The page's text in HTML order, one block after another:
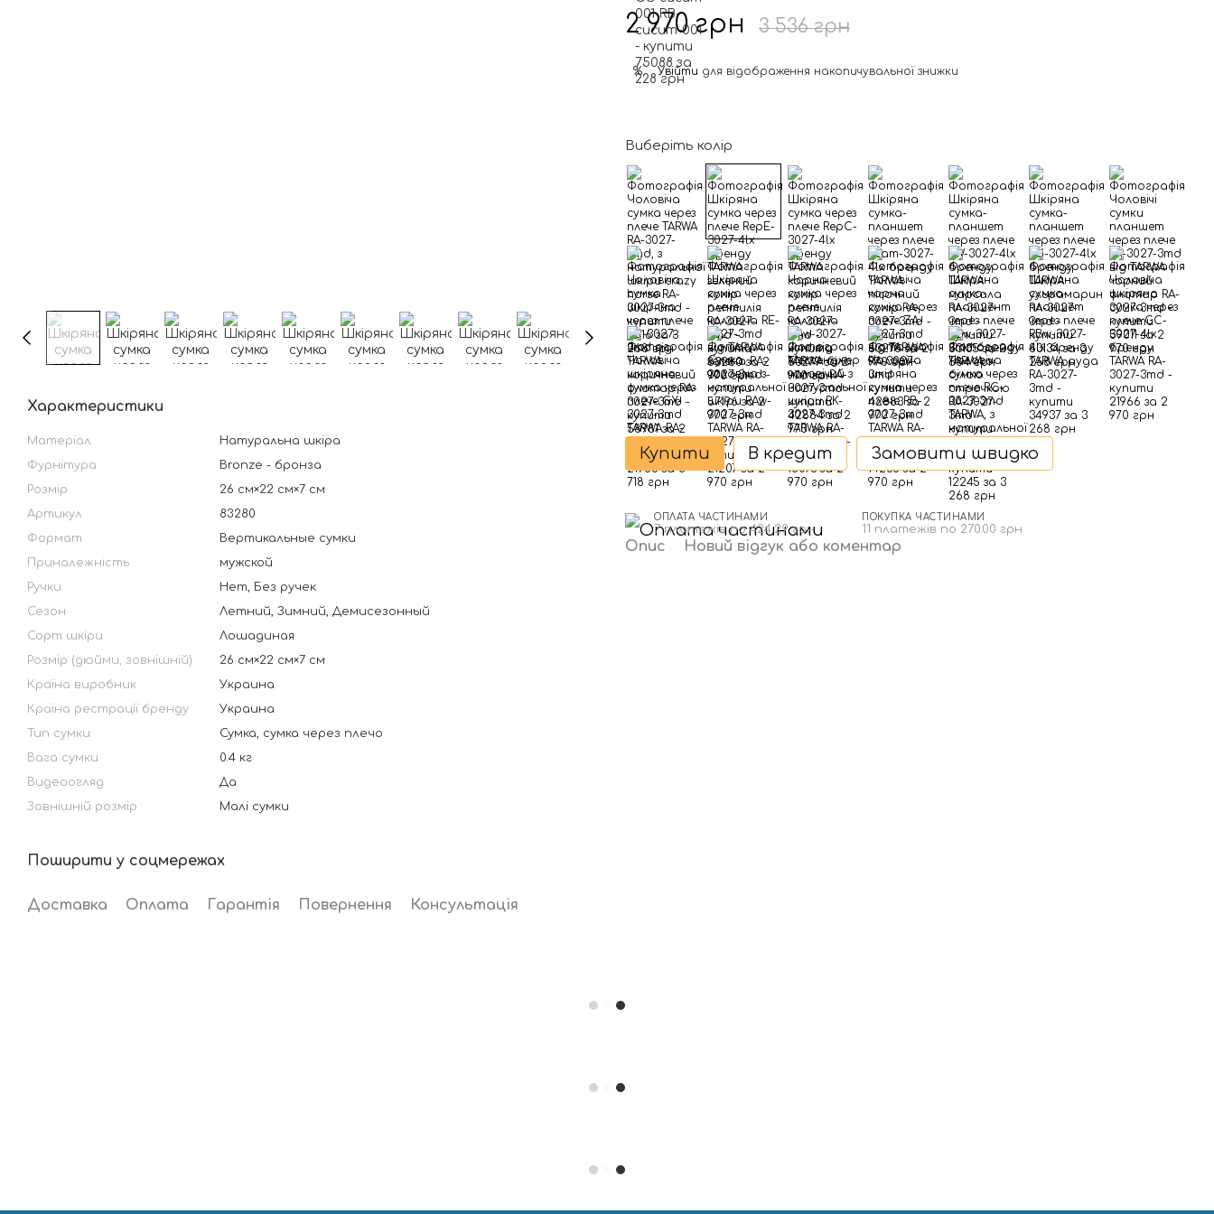
Характеристики
Матеріал
Натуральна шкіра
Фурнітура
Bronze - бронза
Розмір
26 см×22 см×7 см
Артикул
83280
Формат
Вертикальные сумки
Приналежність
мужской
Ручки
Нет, Без ручек
Сезон
Летний, Зимний, Демисезонный
Сорт шкіри
Лошадиная
Розмір (дюйми, зовнішній)
26 см×22 см×7 см
Країна виробник
Украина
Країна рестрації бренду
Украина
Тип сумки
Сумка, сумка через плечо
Вага сумки
0.4 кг
Видеоогляд
Да
Зовнішній розмір
Малі сумки
Поширити у соцмережах
Доставка Оплата Гарантія Повернення Консультація
2 970 грн 3 536 грн
% Увійти для відображення накопичувальної знижки
Виберіть колір
Купити В кредит Замовити швидко
ОПЛАТА ЧАСТИНАМИ
7 платежів по 424.29 грн
ПОКУПКА ЧАСТИНАМИ
11 платежів по 270.00 грн
Опис Новий відгук або коментар